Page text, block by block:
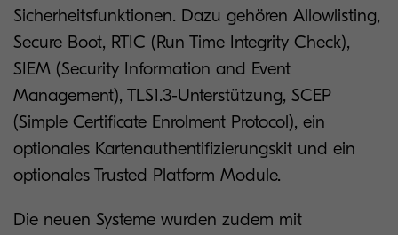
Sicherheitsfunktionen. Dazu gehören Allowlisting,
Secure Boot, RTIC (Run Time Integrity Check),
SIEM (Security Information and Event
Management), TLS1.3-Unterstützung, SCEP
(Simple Certificate Enrolment Protocol), ein
optionales Kartenauthentifizierungskit und ein
optionales Trusted Platform Module.
Die neuen Systeme wurden zudem mit